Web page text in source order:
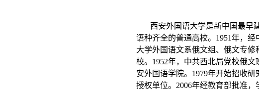
西安外国语大学是新中国最早
语种齐全的普通高校。1951年，
大学外国语文系俄文组、俄文专
校。1952年，中共西北局党校俄文
安外国语学院。1979年开始招收
授权单位。2006年经教育部批准